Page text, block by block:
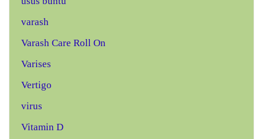
varash
Varash Care Roll On
Varises
Vertigo
virus
Vitamin D